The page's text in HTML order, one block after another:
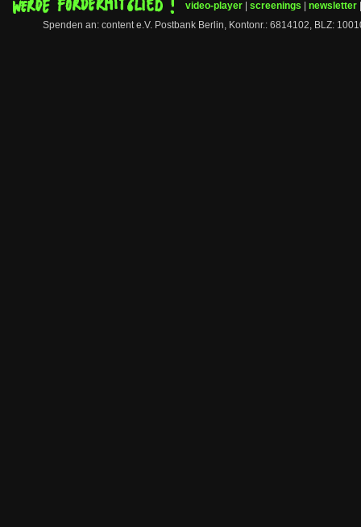
video-player screenings newsletter
Spenden an: content e.V. Postbank Berlin, Kontonr.: 6814102, BLZ: